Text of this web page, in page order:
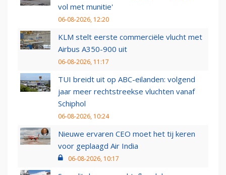
vol met munitie'
06-08-2026, 12:20
KLM stelt eerste commerciële vlucht met
Airbus A350-900 uit
06-08-2026, 11:17
TUI breidt uit op ABC-eilanden: volgend
jaar meer rechtstreekse vluchten vanaf
Schiphol
06-08-2026, 10:24
Nieuwe ervaren CEO moet het tij keren
voor geplaagd Air India
06-08-2026, 10:17